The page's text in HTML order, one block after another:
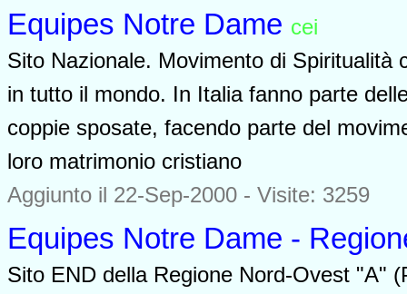
Equipes Notre Dame cei
Sito Nazionale. Movimento di Spiritualità
in tutto il mondo. In Italia fanno parte
coppie sposate, facendo parte del
loro matrimonio cristiano
Aggiunto il 22-Sep-2000 - Visite: 3259
Equipes Notre Dame -
Sito END della Regione Nord-Ovest "A"